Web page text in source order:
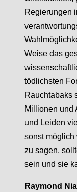
Regierungen
Weise das
tödlichsten
Rauchtabaks
Millionen und
und Leiden
sonst möglich
zu sagen,
sein und sie
Raymond